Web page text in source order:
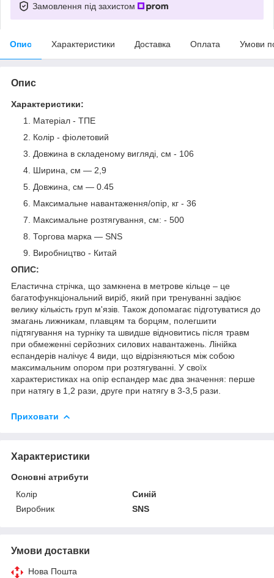
Замовлення під захистом
Опис Характеристики Доставка Оплата Умови
Опис
Характеристики:
Матеріал - ТПЕ
Колір - фіолетовий
Довжина в складеному вигляді, см - 106
Ширина, см — 2,9
Довжина, см — 0.45
Максимальне навантаження/опір, кг - 36
Максимальне розтягування, см: - 500
Торгова марка — SNS
Виробництво - Китай
ОПИС:
Еластична стрічка, що замкнена в метрове кільце – це
багатофункціональний виріб, який при тренуванні задіює
велику кількість груп м'язів. Також допомагає підготуватися до
змагань лижникам, плавцям та борцям, полегшити
підтягування на турніку та швидше відновитись після травм
при обмеженні серйозних силових навантажень. Лінійка
еспандерів налічує 4 види, що відрізняються між собою
максимальним опором при розтягуванні. У своїх
характеристиках на опір еспандер має два значення: перше
при натягу в 1,2 рази, друге при натягу в 3-3,5 рази.
Приховати
Характеристики
Основні атрибути
Колір
Синій
Виробник
SNS
Умови доставки
Нова Пошта